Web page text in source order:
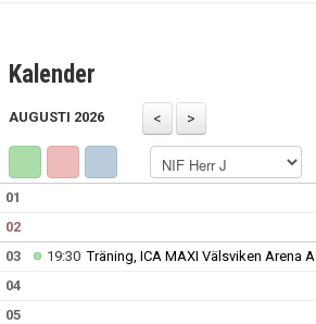
KONTAKT
Kalender
AUGUSTI 2026
01
02
03 19:30Träning, ICA MAXI Välsviken Arena A
04
05